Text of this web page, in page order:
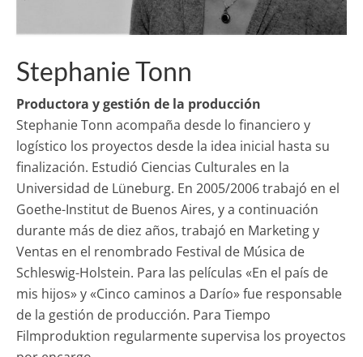
Stephanie Tonn
Productora y gestión de la producción
Stephanie Tonn acompaña desde lo financiero y
logístico los proyectos desde la idea inicial hasta su
finalización. Estudió Ciencias Culturales en la
Universidad de Lüneburg. En 2005/2006 trabajó en el
Goethe-Institut de Buenos Aires, y a continuación
durante más de diez años, trabajó en Marketing y
Ventas en el renombrado Festival de Música de
Schleswig-Holstein. Para las películas «En el país de
mis hijos» y «Cinco caminos a Darío» fue responsable
de la gestión de producción. Para Tiempo
Filmproduktion regularmente supervisa los proyectos